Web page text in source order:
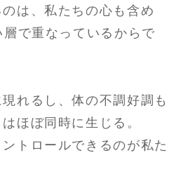
は、私たちの心も含め
層で重なっているからで
れるし、体の不調好調も
ほぼ同時に生じる。
トロールできるのが私た